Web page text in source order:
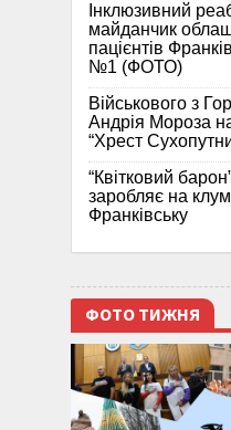
Інклюзивний
майданчик
пацієнтів
№1 (ФОТО)
Військового з
Андрія Мороза
“Хрест
“Квітковий
заробляє на
Франківську
ФОТО ТИЖНЯ